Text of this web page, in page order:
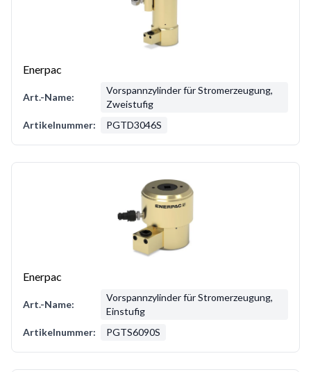
Enerpac
Art.-Name:
Vorspannzylinder für Stromerzeugung,
Zweistufig
Artikelnummer:
PGTD3046S
Enerpac
Art.-Name:
Vorspannzylinder für Stromerzeugung,
Einstufig
Artikelnummer:
PGTS6090S